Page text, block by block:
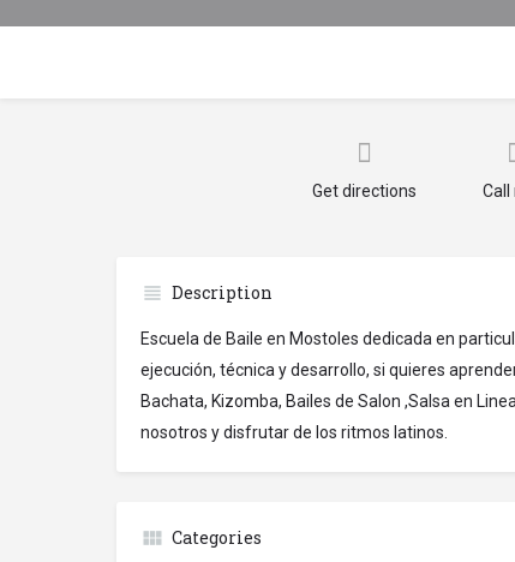
Get directions Call
Description
Escuela de Baile en Mostoles dedicada en
ejecución, técnica y desarrollo, si quieres
Bachata, Kizomba, Bailes de Salon ,Salsa en
nosotros y disfrutar de los ritmos latinos.
Categories